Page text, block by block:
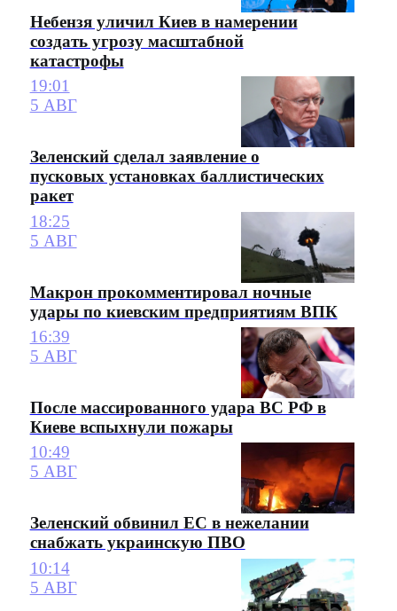
Небензя уличил Киев в намерении
создать угрозу масштабной
катастрофы
19:01
5 АВГ
Зеленский сделал заявление о
пусковых установках баллистических
ракет
18:25
5 АВГ
Макрон прокомментировал ночные
удары по киевским предприятиям ВПК
16:39
5 АВГ
После массированного удара ВС РФ в
Киеве вспыхнули пожары
10:49
5 АВГ
Зеленский обвинил ЕС в нежелании
снабжать украинскую ПВО
10:14
5 АВГ